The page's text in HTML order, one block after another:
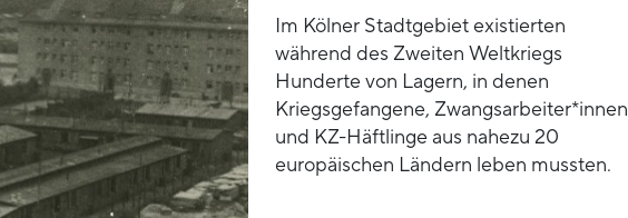
Im Kölner Stadtgebiet existierten
während des Zweiten Weltkriegs
Hunderte von Lagern, in denen
Kriegsgefangene, Zwangsarbeiter*innen
und KZ-Häftlinge aus nahezu 20
europäischen Ländern leben mussten.